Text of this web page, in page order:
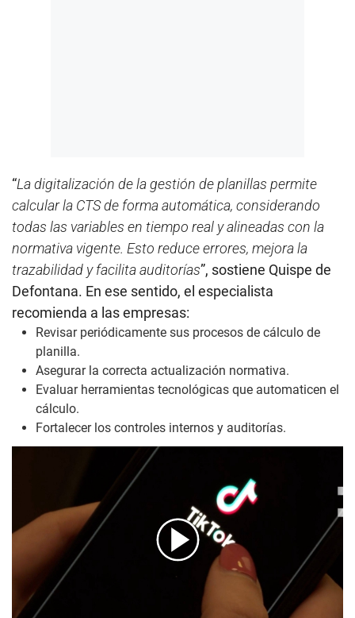
“La digitalización de la gestión de planillas permite
calcular la CTS de forma automática, considerando
todas las variables en tiempo real y alineadas con la
normativa vigente. Esto reduce errores, mejora la
trazabilidad y facilita auditorías”, sostiene Quispe de
Defontana. En ese sentido, el especialista
recomienda a las empresas:
Revisar periódicamente sus procesos de cálculo de
planilla.
Asegurar la correcta actualización normativa.
Evaluar herramientas tecnológicas que automaticen el
cálculo.
Fortalecer los controles internos y auditorías.